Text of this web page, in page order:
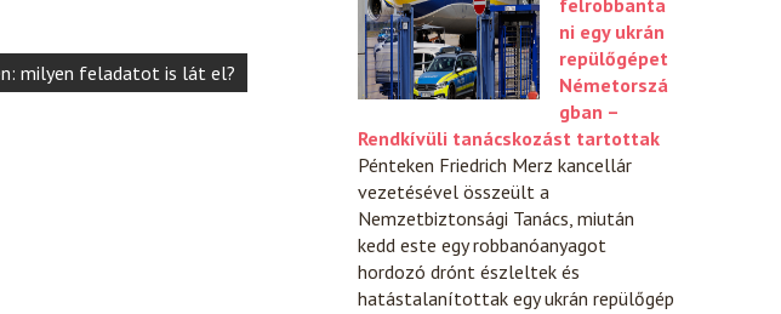
milyen feladatot is lát el?
ni egy ukrán
repülőgépet
Németorszá
gban –
Rendkívüli tanácskozást tartottak
Pénteken Friedrich Merz kancellár
vezetésével összeült a
Nemzetbiztonsági Tanács, miután
kedd este egy robbanóanyagot
hordozó drónt észleltek és
hatástalanítottak egy ukrán repülőgép